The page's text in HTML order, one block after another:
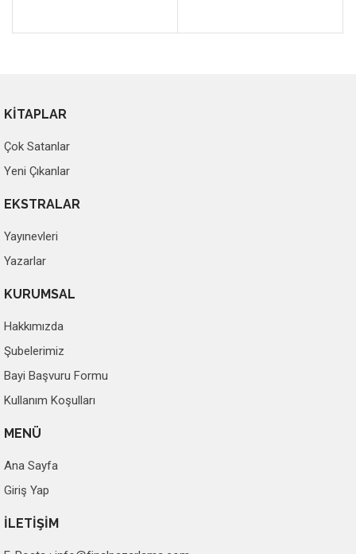
KİTAPLAR
Çok Satanlar
Yeni Çıkanlar
EKSTRALAR
Yayınevleri
Yazarlar
KURUMSAL
Hakkımızda
Şubelerimiz
Bayi Başvuru Formu
Kullanım Koşulları
MENÜ
Ana Sayfa
Giriş Yap
İLETİŞİM